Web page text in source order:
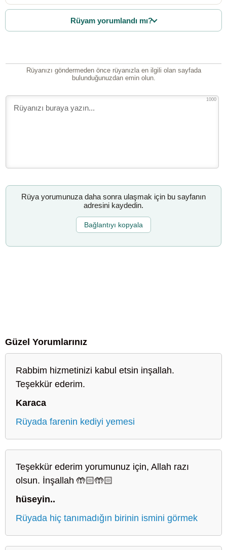
Rüyam yorumlandı mı?
Rüyanızı göndermeden önce rüyanızla en ilgili olan sayfada
bulunduğunuzdan emin olun.
1000
Rüya yorumunuza daha sonra ulaşmak için bu sayfanın
adresini kaydedin.
Bağlantıyı kopyala
Güzel Yorumlarınız
Rabbim hizmetinizi kabul etsin inşallah.
Teşekkür ederim.
Karaca
Rüyada farenin kediyi yemesi
Teşekkür ederim yorumunuz için, Allah razı
olsun. İnşallah 🤲🏻🤲🏻
hüseyin..
Rüyada hiç tanımadığın birinin ismini görmek